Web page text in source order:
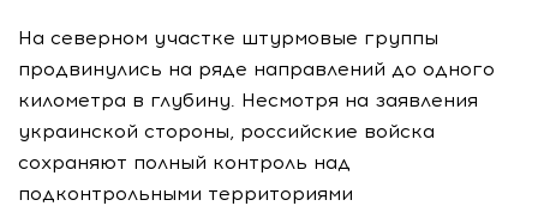
На северном участке штурмовые группы
продвинулись на ряде направлений до одного
километра в глубину. Несмотря на заявления
украинской стороны, российские войска
сохраняют полный контроль над
подконтрольными территориями